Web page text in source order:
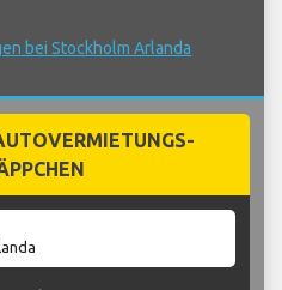
bei Stockholm Arlanda